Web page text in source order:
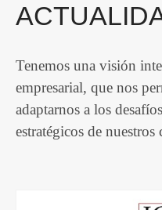
Tenemos una visión
empresarial, que nos
adaptarnos a los
estratégicos de nuestros